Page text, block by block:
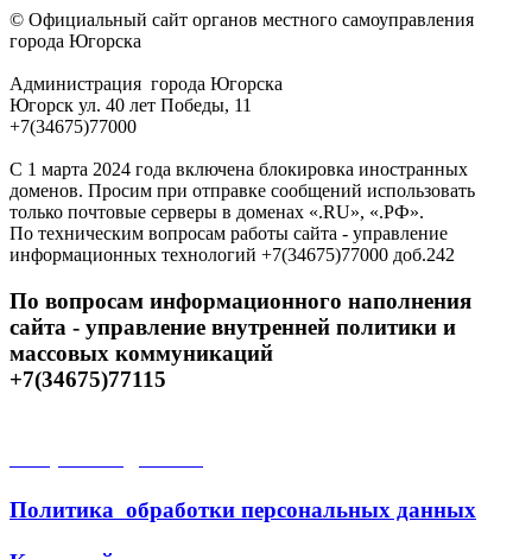
© Официальный сайт органов местного самоуправления
города Югорска
Администрация города Югорска
Югорск ул. 40 лет Победы, 11
+7(34675)77000
С 1 марта 2024 года включена блокировка иностранных
доменов. Просим при отправке сообщений использовать
только почтовые серверы в доменах «.RU», «.РФ».
По техническим вопросам работы сайта - управление
информационных технологий +7(34675)77000 доб.242
По вопросам информационного наполнения
сайта - управление внутренней политики и
массовых коммуникаций
+7(34675)77115
Политика обработки персональных данных